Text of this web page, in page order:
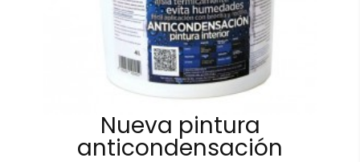
Nueva pintura
anticondensación